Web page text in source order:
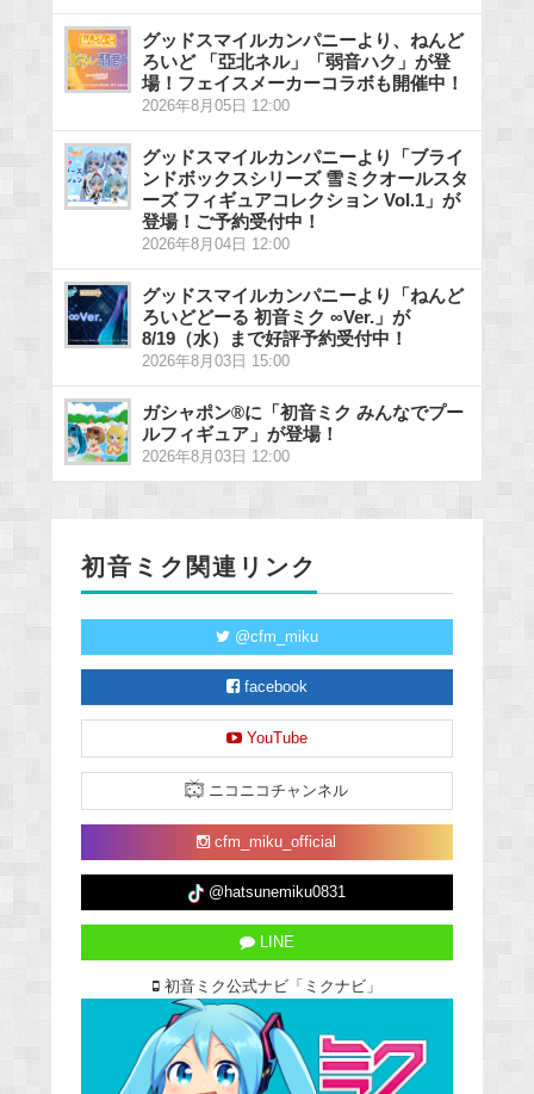
グッドスマイルカンパニーより、ねんど
ろいど 「亞北ネル」「弱音ハク」が登
場！フェイスメーカーコラボも開催中！
2026年8月05日 12:00
グッドスマイルカンパニーより「ブライ
ンドボックスシリーズ 雪ミクオールスタ
ーズ フィギュアコレクション Vol.1」が
登場！ご予約受付中！
2026年8月04日 12:00
グッドスマイルカンパニーより「ねんど
ろいどどーる 初音ミク ∞Ver.」が
8/19（水）まで好評予約受付中！
2026年8月03日 15:00
ガシャポン®に「初音ミク みんなでプー
ルフィギュア」が登場！
2026年8月03日 12:00
初音ミク関連リンク
@cfm_miku
facebook
YouTube
ニコニコチャンネル
cfm_miku_official
@hatsunemiku0831
LINE
初音ミク公式ナビ「ミクナビ」